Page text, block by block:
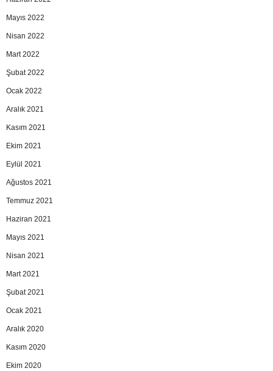
Mayıs 2022
Nisan 2022
Mart 2022
Şubat 2022
Ocak 2022
Aralık 2021
Kasım 2021
Ekim 2021
Eylül 2021
Ağustos 2021
Temmuz 2021
Haziran 2021
Mayıs 2021
Nisan 2021
Mart 2021
Şubat 2021
Ocak 2021
Aralık 2020
Kasım 2020
Ekim 2020